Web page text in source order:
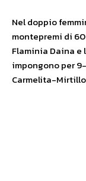
Nel doppio
montepremi di
Flaminia Daina e
impongono per
Carmelita-